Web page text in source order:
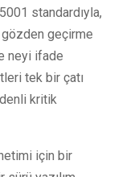
standardıyla,
gözden geçirme
neyi ifade
tek bir çatı
kritik
için bir